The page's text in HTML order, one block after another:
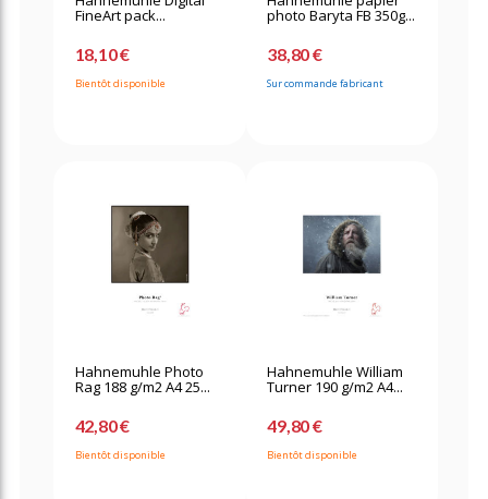
FineArt pack...
18,10 €
Bientôt disponible
photo Baryta FB 350g...
38,80 €
Sur commande fabricant
Hahnemuhle Photo
Rag 188 g/m2 A4 25...
42,80 €
Bientôt disponible
Hahnemuhle William
Turner 190 g/m2 A4...
49,80 €
Bientôt disponible